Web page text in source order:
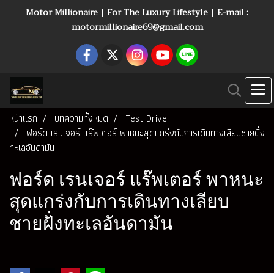
Motor Millionaire | For The Luxury Lifestyle | E-mail :
motormillionaire69@gmail.com
หน้าแรก บทความทั้งหมด
Test Drive
ฟอร์ด เรนเจอร์ แร๊พเตอร์ พาหนะสุดแกร่งกับการเดินทางเลียบชายฝั่ง
ทะเลอันดามัน
ฟอร์ด เรนเจอร์ แร๊พเตอร์ พาหนะ
สุดแกร่งกับการเดินทางเลียบ
ชายฝั่งทะเลอันดามัน